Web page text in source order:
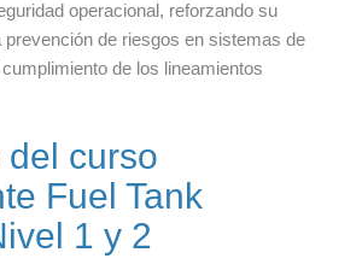
operacional, reforzando su
prevención de riesgos en sistemas de
de los lineamientos
del curso
Fuel Tank
1 y 2